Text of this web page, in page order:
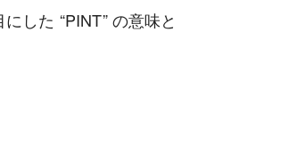
した “PINT” の意味と